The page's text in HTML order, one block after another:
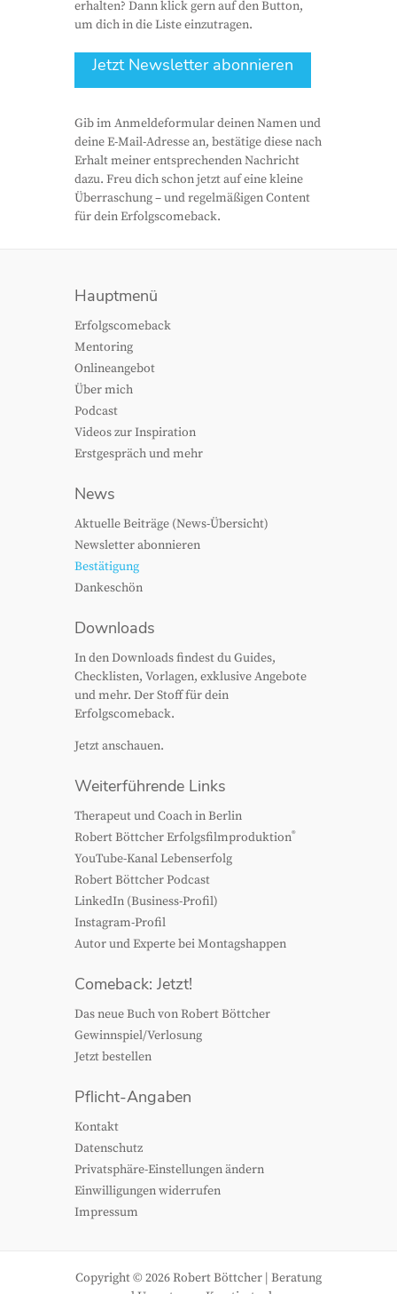
erhalten? Dann klick gern auf den Button,
um dich in die Liste einzutragen.
Jetzt Newsletter abonnieren
Gib im Anmeldeformular deinen Namen und
deine E-Mail-Adresse an, bestätige diese nach
Erhalt meiner entsprechenden Nachricht
dazu. Freu dich schon jetzt auf eine kleine
Überraschung – und regelmäßigen Content
für dein Erfolgscomeback.
Hauptmenü
Erfolgscomeback
Mentoring
Onlineangebot
Über mich
Podcast
Videos zur Inspiration
Erstgespräch und mehr
News
Aktuelle Beiträge (News-Übersicht)
Newsletter abonnieren
Bestätigung
Dankeschön
Downloads
In den Downloads findest du Guides,
Checklisten, Vorlagen, exklusive Angebote
und mehr. Der Stoff für dein
Erfolgscomeback.
Jetzt anschauen.
Weiterführende Links
Therapeut und Coach in Berlin
Robert Böttcher Erfolgsfilmproduktion®
YouTube-Kanal Lebenserfolg
Robert Böttcher Podcast
LinkedIn (Business-Profil)
Instagram-Profil
Autor und Experte bei Montagshappen
Comeback: Jetzt!
Das neue Buch von Robert Böttcher
Gewinnspiel/Verlosung
Jetzt bestellen
Pflicht-Angaben
Kontakt
Datenschutz
Privatsphäre-Einstellungen ändern
Einwilligungen widerrufen
Impressum
Copyright © 2026Robert Böttcher | Beratung